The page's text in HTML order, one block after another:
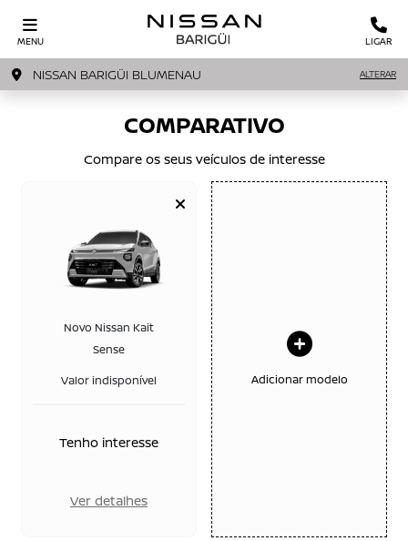
MENU LIGAR
NISSAN BARIGÜI BLUMENAU ALTERAR
COMPARATIVO
Compare os seus veículos de interesse
Novo Nissan Kait
Sense
Valor indisponível
Tenho interesse
Ver detalhes
Adicionar modelo